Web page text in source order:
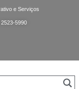
e Serviços
2523-5990